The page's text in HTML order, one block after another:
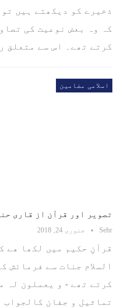
ذخیرے کو دیکھتے ہیں
کہ وہ بعض نوعیت کی
کرتے تھے۔ اس سے متعلق
اسلامی مضامین
تصویر اور قرآن از قاری
Sehr جنوری 24, 2018
قرآنِ حکیم میں لکھا ھے
السلام جنات سے فرمائش
کرتے تھے - و یعملون لہ
تماثیل و جفان کالجواب